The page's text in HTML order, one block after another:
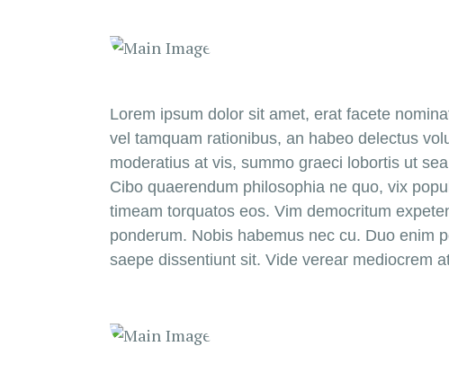
Lorem ipsum dolor sit amet, erat facete
vel tamquam rationibus, an habeo delectus
moderatius at vis, summo graeci lobortis ut
Cibo quaerendum philosophia ne quo, vix
timeam torquatos eos. Vim democritum
ponderum. Nobis habemus nec cu. Duo enim
saepe dissentiunt sit. Vide verear mediocrem